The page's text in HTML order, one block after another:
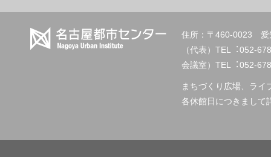
住所：〒460-0023 愛
（代表）
会議室）TEL︓052-
まちづくり広場、ライ
各休館日につきまして